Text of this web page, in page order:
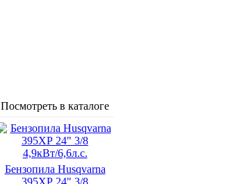
Посмотреть в каталоге
Бензопила Husqvarna
395ХР 24" 3/8